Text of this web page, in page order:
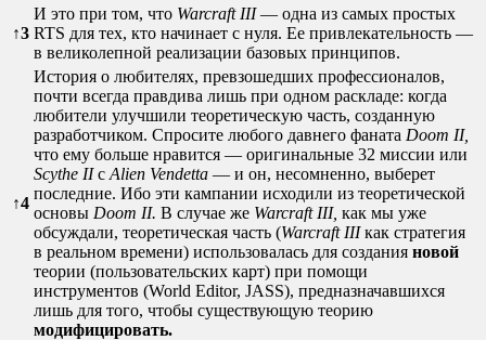
↑3
И это при том, что Warcraft III— одна из самых простых
RTS для тех, кто начинает с нуля. Ее привлекательность —
в великолепной реализации базовых принципов.
↑4
История о любителях, превзошедших профессионалов,
почти всегда правдива лишь при одном раскладе: когда
любители улучшили теоретическую часть, созданную
разработчиком. Спросите любого давнего фаната Doom II,
что ему больше нравится — оригинальные 32 миссии или
Scythe IIс Alien Vendetta — и он, несомненно, выберет
последние. Ибо эти кампании исходили из теоретической
основы Doom II. В случае же Warcraft III, как мы уже
обсуждали, теоретическая часть (Warcraft IIIкак стратегия
в реальном времени) использовалась для создания новой
теории (пользовательских карт) при помощи
инструментов (World Editor, JASS), предназначавшихся
лишь для того, чтобы существующую теорию
модифицировать.